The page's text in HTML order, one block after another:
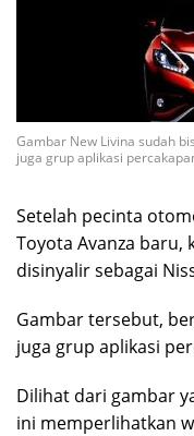
Gambar New Livina sudah
juga grup aplikasi
Setelah pecinta
Toyota Avanza baru,
disinyalir sebagai
Gambar tersebut,
juga grup aplikasi
Dilihat dari gambar
ini memperlihatkan